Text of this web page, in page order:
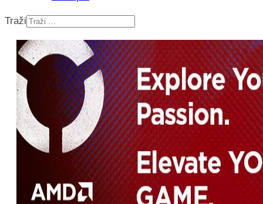
Isprobali smo: Thermostar
Traži